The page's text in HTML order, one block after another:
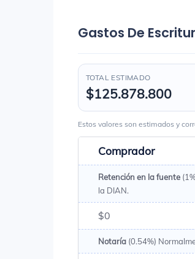
Gastos De
TOTAL ESTIMADO
$125.878.800
Estos valores son estimados y
Comprador
Retención en la fuente
la DIAN.
$0
Notaría (0.54%)